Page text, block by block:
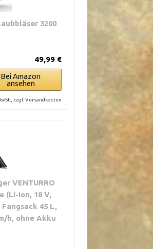
3200
49,99 €
Bei Amazon
ansehen
zzgl. Versandkosten
VENTURRO
(Li-Ion, 18 V,
45 L,
h, ohne Akku